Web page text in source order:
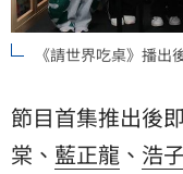
《請世界吃桌》播出
節目首集推出後
棠 、 藍正龍 、 浩子